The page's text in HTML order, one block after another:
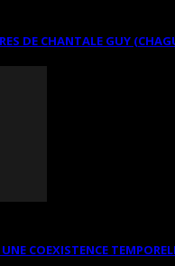
DE CHANTALE GUY
COEXISTENCE